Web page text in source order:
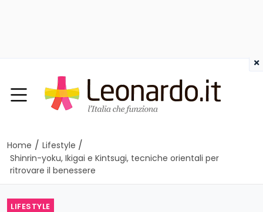
Home / Lifestyle /
Shinrin-yoku, Ikigai e Kintsugi, tecniche orientali per
ritrovare il benessere
LIFESTYLE
×